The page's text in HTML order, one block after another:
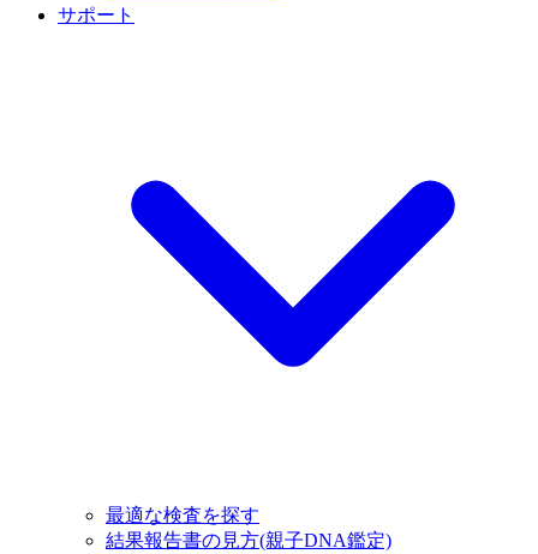
サポート
最適な検査を探す
結果報告書の見方(親子DNA鑑定)